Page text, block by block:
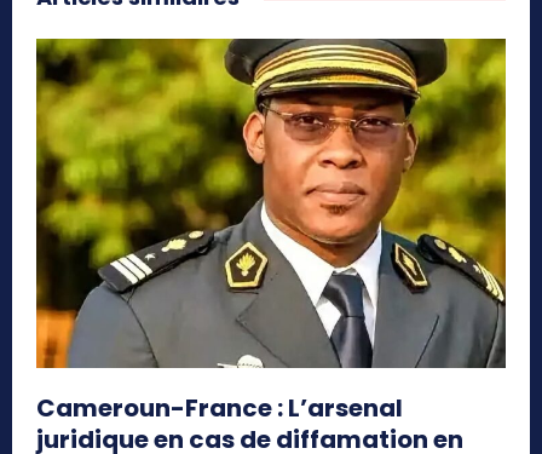
Cameroun-France : L’arsenal
juridique en cas de diffamation en